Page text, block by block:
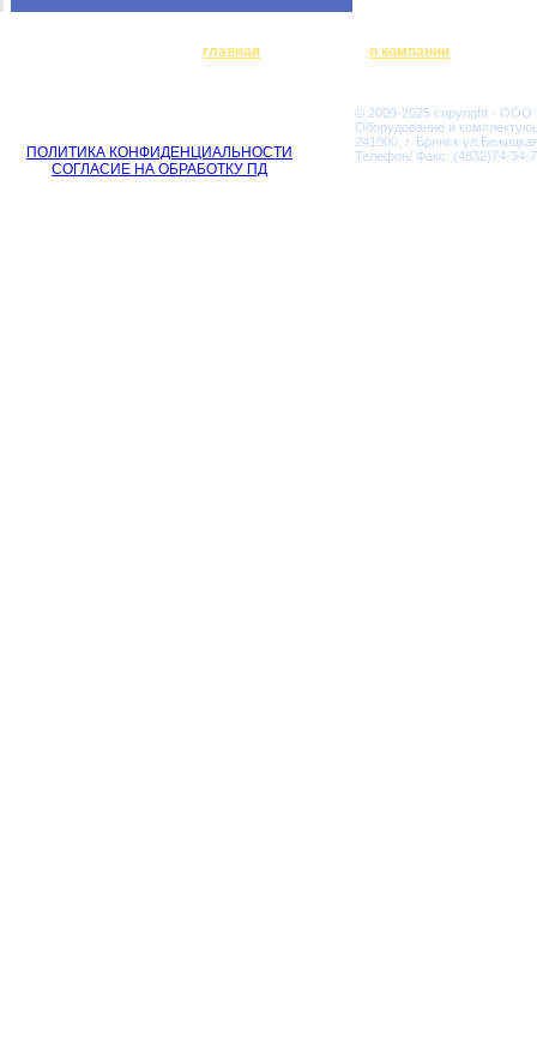
главная о компании
ПОЛИТИКА КОНФИДЕНЦИАЛЬНОСТИ
СОГЛАСИЕ НА ОБРАБОТКУ ПД
© 2009-2025 copyright - ООО
Оборудование и
241000, г. Брянск
Телефон/ Факс: (4832)74-34-